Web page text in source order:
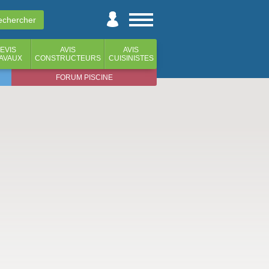
AVIS
CONSTRUCTEURS
AVIS
CUISINISTES
FORUM PISCINE